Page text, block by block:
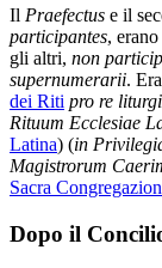
Il Praefectus e il
participantes,
gli altri, non
supernumerarii.
dei Riti pro re
Rituum Ecclesiae
Latina) (in
Magistrorum
Sacra
Dopo il